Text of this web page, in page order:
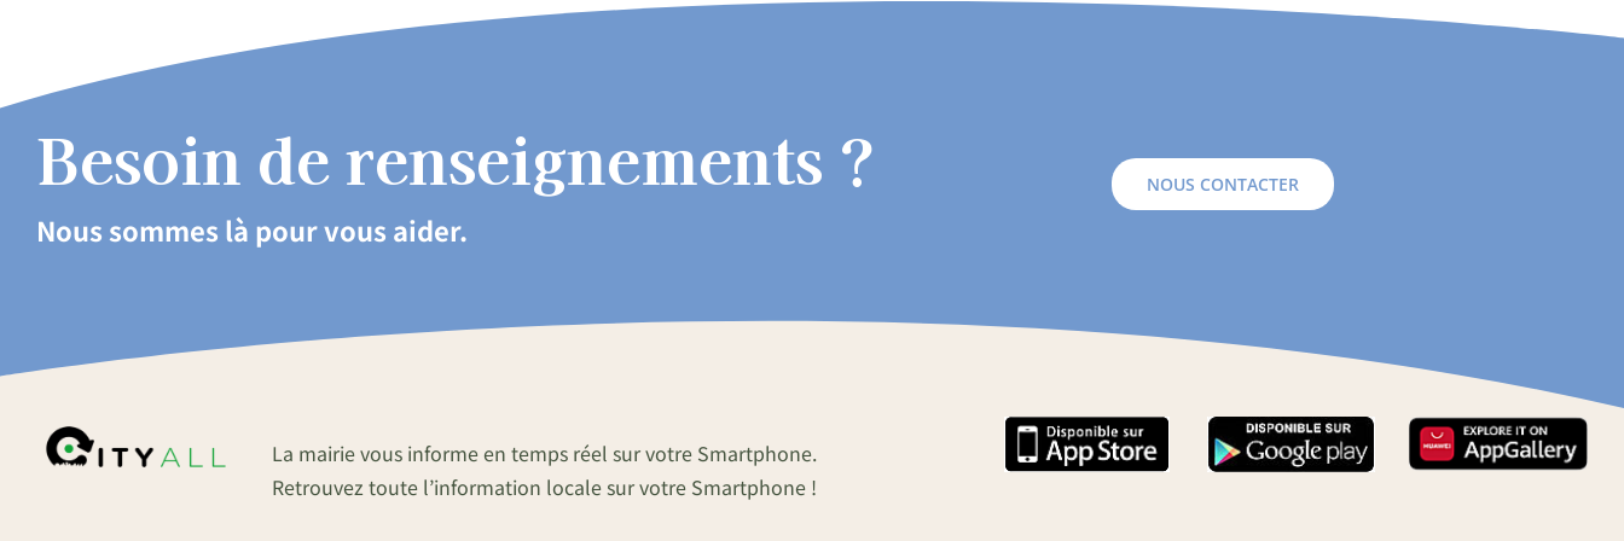
Besoin de renseignements ?
Nous sommes là pour vous aider.
NOUS CONTACTER
La mairie vous informe en temps réel sur votre Smartphone.
Retrouvez toute l’information locale sur votre Smartphone !